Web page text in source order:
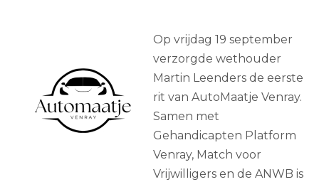
Op vrijdag 19 september
verzorgde wethouder
Martin Leenders de eerste
rit van AutoMaatje Venray.
Samen met
Gehandicapten Platform
Venray, Match voor
Vrijwilligers en de ANWB is